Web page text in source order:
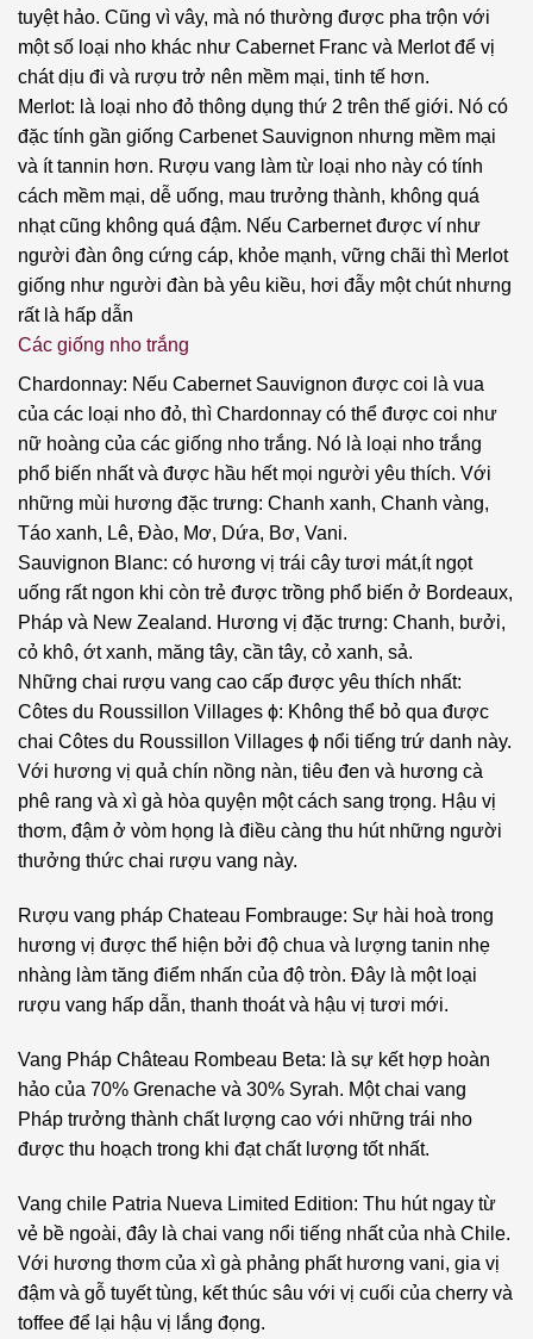
tuyệt hảo. Cũng vì vây, mà nó thường được pha trộn với
một số loại nho khác như Cabernet Franc và Merlot để vị
chát dịu đi và rượu trở nên mềm mại, tinh tế hơn.
Merlot: là loại nho đỏ thông dụng thứ 2 trên thế giới. Nó có
đặc tính gần giống Carbenet Sauvignon nhưng mềm mại
và ít tannin hơn. Rượu vang làm từ loại nho này có tính
cách mềm mại, dễ uống, mau trưởng thành, không quá
nhạt cũng không quá đậm. Nếu Carbernet được ví như
người đàn ông cứng cáp, khỏe mạnh, vững chãi thì Merlot
giống như người đàn bà yêu kiều, hơi đẫy một chút nhưng
rất là hấp dẫn
Các giống nho trắng
Chardonnay: Nếu Cabernet Sauvignon được coi là vua
của các loại nho đỏ, thì Chardonnay có thể được coi như
nữ hoàng của các giống nho trắng. Nó là loại nho trắng
phổ biến nhất và được hầu hết mọi người yêu thích. Với
những mùi hương đặc trưng: Chanh xanh, Chanh vàng,
Táo xanh, Lê, Đào, Mơ, Dứa, Bơ, Vani.
Sauvignon Blanc: có hương vị trái cây tươi mát,ít ngọt
uống rất ngon khi còn trẻ được trồng phổ biến ở Bordeaux,
Pháp và New Zealand. Hương vị đặc trưng: Chanh, bưởi,
cỏ khô, ớt xanh, măng tây, cần tây, cỏ xanh, sả.
Những chai rượu vang cao cấp được yêu thích nhất:
Côtes du Roussillon Villages ϕ: Không thể bỏ qua được
chai Côtes du Roussillon Villages ϕ nổi tiếng trứ danh này.
Với hương vị quả chín nồng nàn, tiêu đen và hương cà
phê rang và xì gà hòa quyện một cách sang trọng. Hậu vị
thơm, đậm ở vòm họng là điều càng thu hút những người
thưởng thức chai rượu vang này.
Rượu vang pháp Chateau Fombrauge: Sự hài hoà trong
hương vị được thể hiện bởi độ chua và lượng tanin nhẹ
nhàng làm tăng điểm nhấn của độ tròn. Đây là một loại
rượu vang hấp dẫn, thanh thoát và hậu vị tươi mới.
Vang Pháp Château Rombeau Beta: là sự kết hợp hoàn
hảo của 70% Grenache và 30% Syrah. Một chai vang
Pháp trưởng thành chất lượng cao với những trái nho
được thu hoạch trong khi đạt chất lượng tốt nhất.
Vang chile Patria Nueva Limited Edition: Thu hút ngay từ
vẻ bề ngoài, đây là chai vang nổi tiếng nhất của nhà Chile.
Với hương thơm của xì gà phảng phất hương vani, gia vị
đậm và gỗ tuyết tùng, kết thúc sâu với vị cuối của cherry và
toffee để lại hậu vị lắng đọng.